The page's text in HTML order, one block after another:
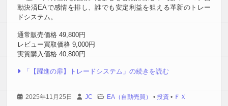
動決済EAで感情を排し、誰でも安定利益を狙える革新のトレー
ドシステム。
通常販売価格 49,800円
レビュー買取価格 9,000円
実質購入価格 40,800円
「【躍進の扉】トレードシステム」の続きを読む
2025年11月25日 JC EA（自動売買） • 投資 • ＦＸ